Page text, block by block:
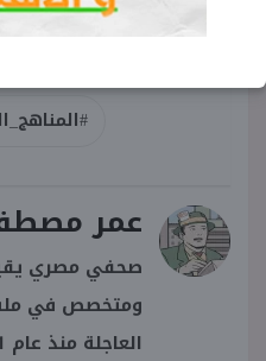
عمر
صحفي مصري
ومتخصص في ملف
العاجلة منذ عام 2011